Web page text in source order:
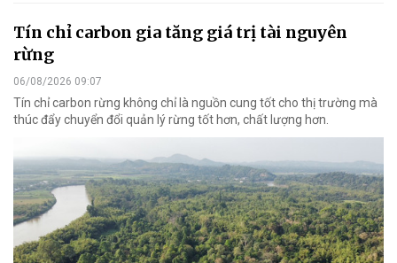
Tín chỉ carbon gia tăng giá trị tài nguyên
rừng
06/08/2026 09:07
Tín chỉ carbon rừng không chỉ là nguồn cung tốt cho thị trường mà
thúc đẩy chuyển đổi quản lý rừng tốt hơn, chất lượng hơn.